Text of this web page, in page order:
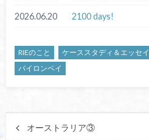
2026.06.20 2100 days!
RIEのこと ケーススタディ＆エッセイ
バイロンベイ
オーストラリア③